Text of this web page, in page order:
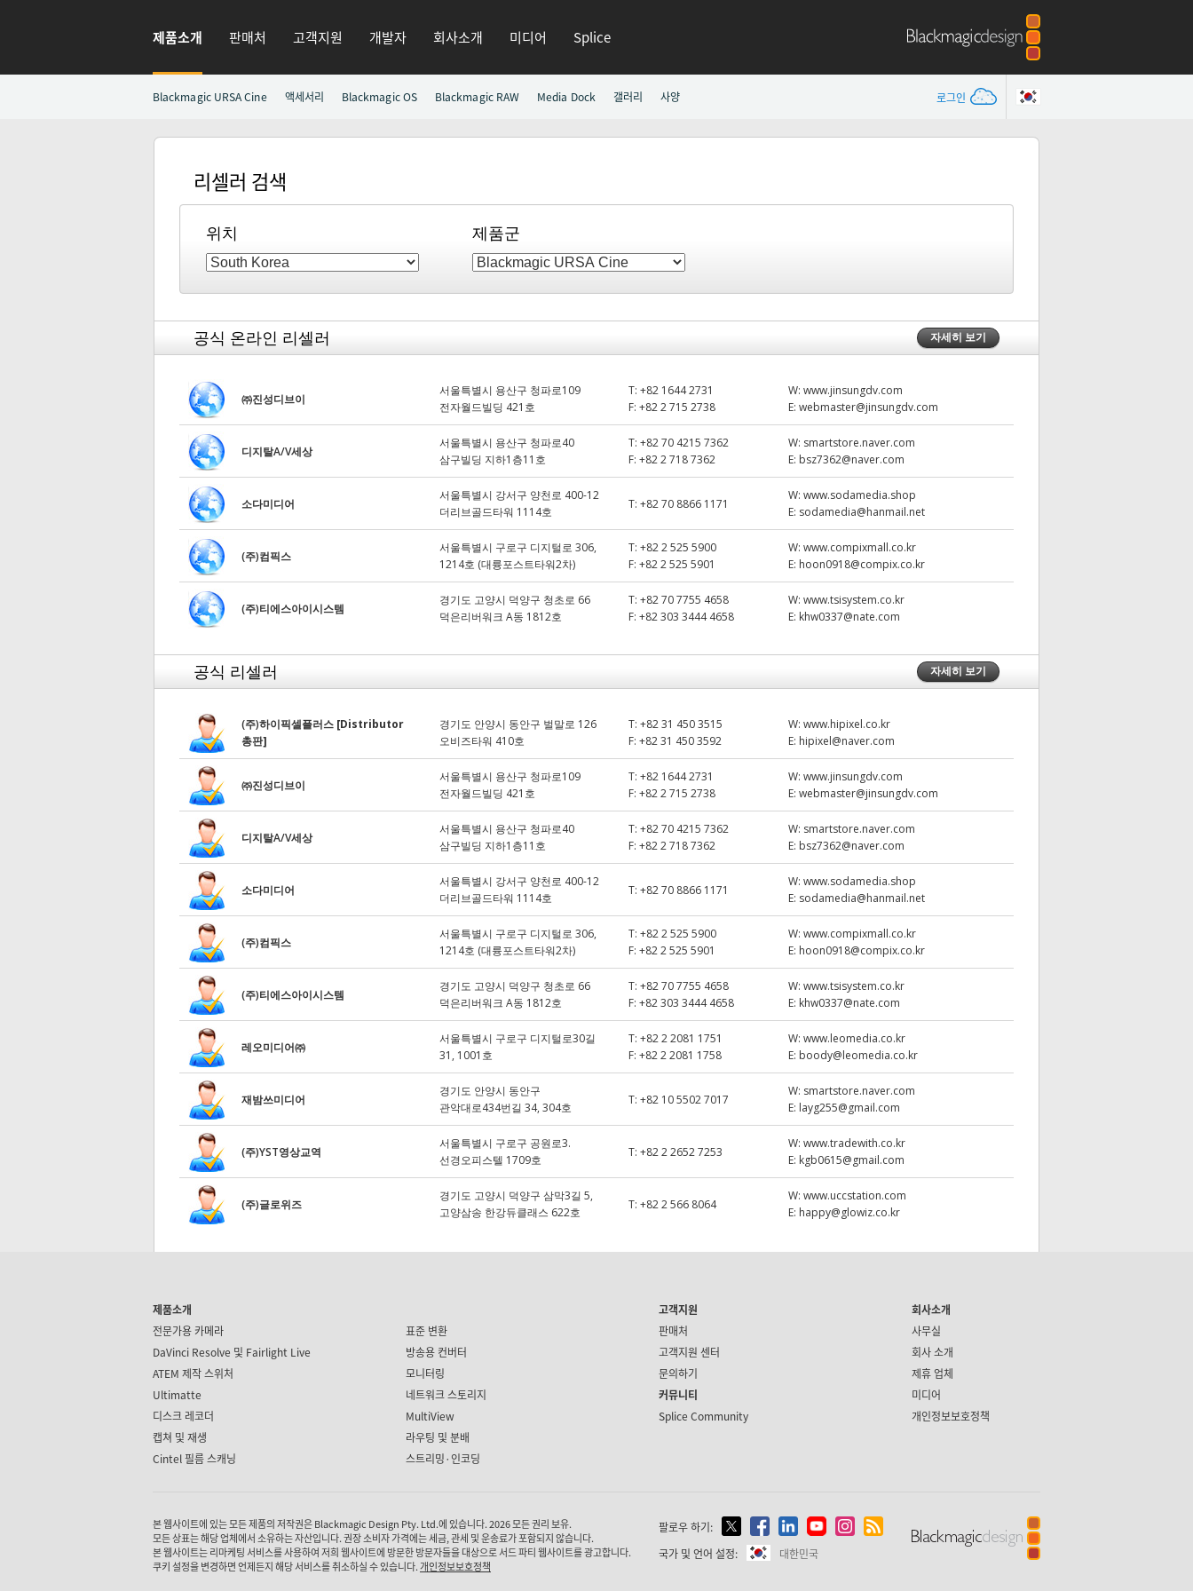
제품소개 판매처 고객지원 개발자 회사소개 미디어 Splice
로그인
Blackmagic URSA Cine 액세서리 Blackmagic OS Blackmagic RAW Media Dock 갤러리 사양
리셀러 검색
위치 제품군
공식 온라인 리셀러 자세히 보기
㈜진성디브이
서울특별시 용산구 청파로109
전자월드빌딩 421호
T:+82 1644 2731
F:+82 2 715 2738
W:www.jinsungdv.com
E:webmaster@jinsungdv.com
디지탈A/V세상
서울특별시 용산구 청파로40
삼구빌딩 지하1층11호
T:+82 70 4215 7362
F:+82 2 718 7362
W: smartstore.naver.com
E: bsz7362@naver.com
소다미디어
서울특별시 강서구 양천로 400-12
더리브골드타워 1114호
T:+82 70 8866 1171
W:www.sodamedia.shop
E: sodamedia@hanmail.net
(주)컴픽스
서울특별시 구로구 디지털로 306,
1214호 (대륭포스트타워2차)
T:+82 2 525 5900
F:+82 2 525 5901
W:www.compixmall.co.kr
E: hoon0918@compix.co.kr
(주)티에스아이시스템
경기도 고양시 덕양구 청초로 66
덕은리버워크 A동 1812호
T:+82 70 7755 4658
F:+82 303 3444 4658
W:www.tsisystem.co.kr
E: khw0337@nate.com
공식 리셀러 자세히 보기
(주)하이픽셀플러스 [Distributor
총판]
경기도 안양시 동안구 벌말로 126
오비즈타워 410호
T:+82 31 450 3515
F:+82 31 450 3592
W:www.hipixel.co.kr
E: hipixel@naver.com
㈜진성디브이
서울특별시 용산구 청파로109
전자월드빌딩 421호
T:+82 1644 2731
F:+82 2 715 2738
W:www.jinsungdv.com
E:webmaster@jinsungdv.com
디지탈A/V세상
서울특별시 용산구 청파로40
삼구빌딩 지하1층11호
T:+82 70 4215 7362
F:+82 2 718 7362
W: smartstore.naver.com
E: bsz7362@naver.com
소다미디어
서울특별시 강서구 양천로 400-12
더리브골드타워 1114호
T:+82 70 8866 1171
W:www.sodamedia.shop
E: sodamedia@hanmail.net
(주)컴픽스
서울특별시 구로구 디지털로 306,
1214호 (대륭포스트타워2차)
T:+82 2 525 5900
F:+82 2 525 5901
W:www.compixmall.co.kr
E: hoon0918@compix.co.kr
(주)티에스아이시스템
경기도 고양시 덕양구 청초로 66
덕은리버워크 A동 1812호
T:+82 70 7755 4658
F:+82 303 3444 4658
W:www.tsisystem.co.kr
E: khw0337@nate.com
레오미디어㈜
서울특별시 구로구 디지털로30길
31, 1001호
T:+82 2 2081 1751
F:+82 2 2081 1758
W:www.leomedia.co.kr
E: boody@leomedia.co.kr
재밤쓰미디어
경기도 안양시 동안구
관악대로434번길 34, 304호
T:+82 10 5502 7017
W: smartstore.naver.com
E: layg255@gmail.com
(주)YST영상교역
서울특별시 구로구 공원로3.
선경오피스텔 1709호
T:+82 2 2652 7253
W:www.tradewith.co.kr
E: kgb0615@gmail.com
(주)글로위즈
경기도 고양시 덕양구 삼막3길 5,
고양삼송 한강듀클래스 622호
T:+82 2 566 8064
W:www.uccstation.com
E: happy@glowiz.co.kr
제품소개
전문가용 카메라
DaVinci Resolve 및 Fairlight Live
ATEM 제작 스위처
Ultimatte
디스크 레코더
캡쳐 및 재생
Cintel 필름 스캐닝
표준 변환
방송용 컨버터
모니터링
네트워크 스토리지
MultiView
라우팅 및 분배
스트리밍·인코딩
고객지원
판매처
고객지원 센터
문의하기
커뮤니티
Splice Community
회사소개
사무실
회사 소개
제휴 업체
미디어
개인정보보호정책
본 웹사이트에 있는 모든 제품의 저작권은 Blackmagic Design Pty. Ltd.에 있습니다. 2026 모든 권리 보유.
모든 상표는 해당 업체에서 소유하는 자산입니다. 권장 소비자 가격에는 세금, 관세 및 운송료가 포함되지 않습니다.
본 웹사이트는 리마케팅 서비스를 사용하여 저희 웹사이트에 방문한 방문자들을 대상으로 서드 파티 웹사이트를 광고합니다.
쿠키 설정을 변경하면 언제든지 해당 서비스를 취소하실 수 있습니다.개인정보보호정책
팔로우 하기:
국가 및 언어 설정:
대한민국